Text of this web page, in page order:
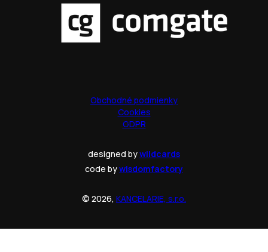
Obchodné podmienky
Cookies
GDPR
designed bywildcards
code bywisdomfactory
© 2026, KANCELARIE, s.r.o.